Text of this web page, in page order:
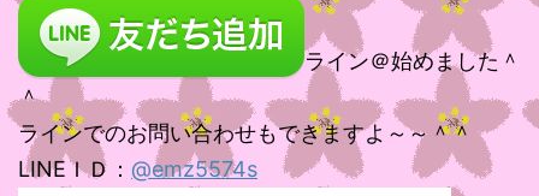
ライン＠始めました＾
＾
ラインでのお問い合わせもできますよ～～＾＾
LINEＩＤ： @emz5574s